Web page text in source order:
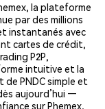
la plateforme
par des millions
instantanés avec
cartes de crédit,
P2P,
intuitive et la
PNDC simple et
aujourd’hui —
sur Phemex.